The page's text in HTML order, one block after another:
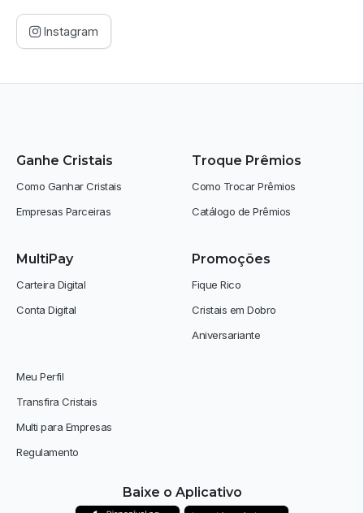
Instagram
Ganhe Cristais
Como Ganhar Cristais
Empresas Parceiras
MultiPay
Carteira Digital
Conta Digital
Troque Prêmios
Como Trocar Prêmios
Catálogo de Prêmios
Promoções
Fique Rico
Cristais em Dobro
Aniversariante
Meu Perfil
Transfira Cristais
Multi para Empresas
Regulamento
Baixe o Aplicativo